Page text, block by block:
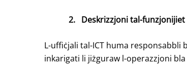
2. Deskrizzjoni tal-funzjonijiet
L-uffiċjali tal-ICT huma responsabbli
inkarigati li jiżguraw l-operazzjoni